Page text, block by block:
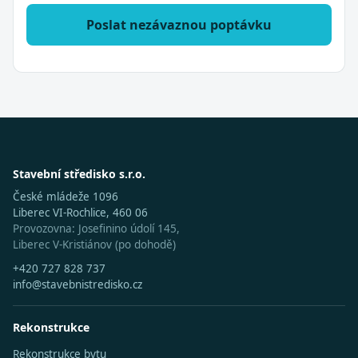
Poslat nezávaznou poptávku
Stavební středisko s.r.o.
České mládeže 1096
Liberec VI-Rochlice, 460 06
Provozovna: Josefinino údolí 145,
Liberec V-Kristiánov (po dohodě)
+420 727 828 737
info@stavebnistredisko.cz
Rekonstrukce
Rekonstrukce bytu